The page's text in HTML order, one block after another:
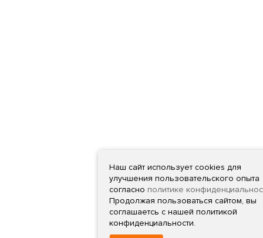
Наш сайт использует cookies для
улучшения пользовательского опыта
согласно политике
Продолжая пользоваться сайтом, вы
соглашаетсь с нашей политикой
конфиденциальности.